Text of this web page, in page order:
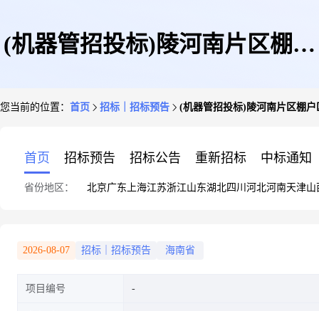
(机器管招投标)陵河南片区棚户
您当前的位置： 首页 招标｜招标预告 (机器管招投标)陵河南片区棚
首页 招标预告 招标公告 重新招标 中标通知
省份地区： 北京广东 上海江苏浙江山东湖北四川 河北河南天津山
2026-08-07 招标｜招标预告 海南省
项目编号